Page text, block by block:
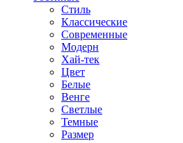
Стиль
Классические
Современные
Модерн
Хай-тек
Цвет
Белые
Венге
Светлые
Темные
Размер